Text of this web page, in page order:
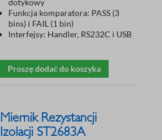
dotykowy
Funkcja komparatora: PASS (3
bins) i FAIL (1 bin)
Interfejsy: Handler, RS232C i USB
Proszę dodać do koszyka
Miernik Rezystancji
Izolacji ST2683A